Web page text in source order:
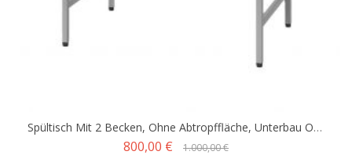
Spültisch Mit 2 Becken, Ohne Abtropffläche, Unterbau Offen
800,00 €
1.000,00 €